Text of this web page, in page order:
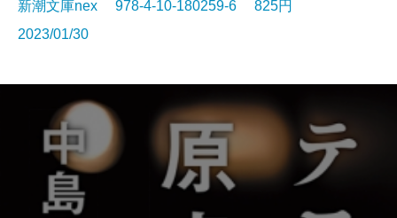
新潮文庫nex 978-4-10-180259-6 825円
2023/01/30